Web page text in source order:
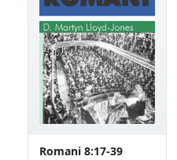
Romani 8:17-39